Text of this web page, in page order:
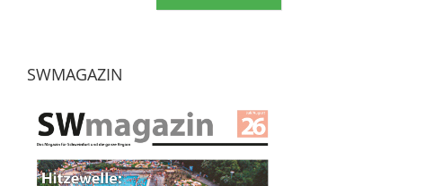
SWMAGAZIN